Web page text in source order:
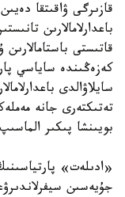
قازىرگى ۋاقىتقا
باعدارلامالارىن
قاتىستى
كەزەڭىندە ساياسي
سايلاۋالدى
تەتىكتەرى جانە
بويىنشا پىكىر
«ادىلەت»
جۇيەسىن